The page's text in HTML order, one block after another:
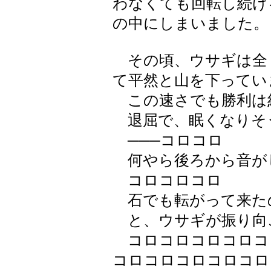
わなくても回転し続
の中にしまいました。
その頃、ウサギは全
て平然と山を下って
この速さでも勝利は
退屈で、眠くなりそ
───コロコロ
何やら後ろから音が
コロコロコロ
石でも転がって来た
と、ウサギが振り向
コロコロコロコロ
コロコロコロコロコ